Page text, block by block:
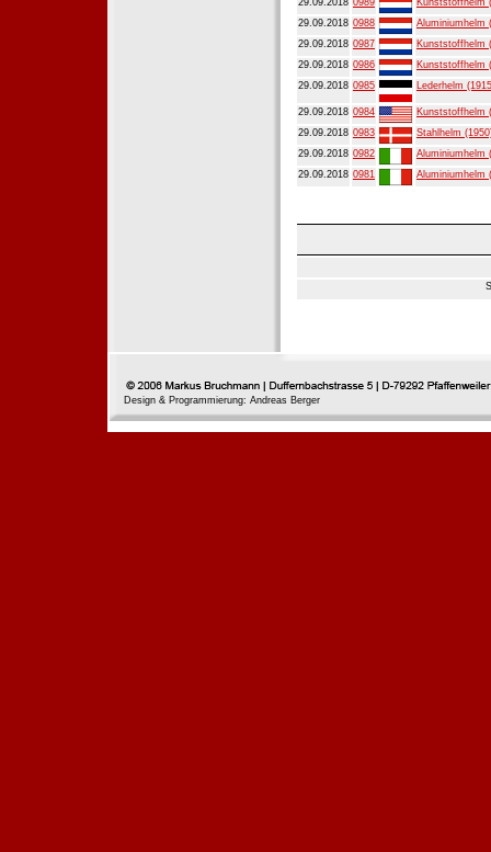
29.09.2018 0988
Aluminiumhelm
29.09.2018 0987
Kunststoffhelm
29.09.2018 0986
Kunststoffhelm
29.09.2018 0985 Lederhelm
29.09.2018 0984
Kunststoffhelm
29.09.2018 0983
Stahlhelm
29.09.2018 0982
Aluminiumhelm
29.09.2018 0981 Aluminiumhelm
Design & Programmierung: Andreas Berger